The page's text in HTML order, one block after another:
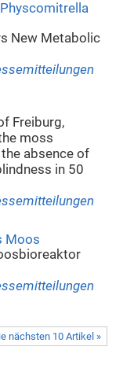
New Metabolic
Freiburg,
moss
absence of
in 50
Moos
nächsten 10 Artikel »